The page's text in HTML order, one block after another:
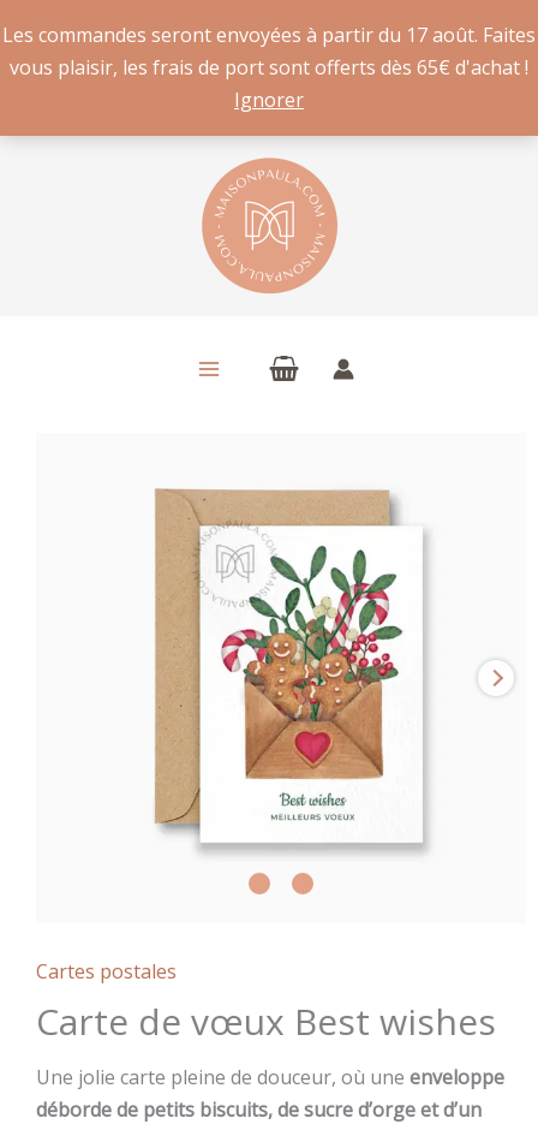
Les commandes seront envoyées à partir du 17 août. Faites
vous plaisir, les frais de port sont offerts dès 65€ d'achat !
Ignorer
Cartes postales
Carte de vœux Best wishes
Une jolie carte pleine de douceur, où une enveloppe
déborde de petits biscuits, de sucre d’orge et d’un